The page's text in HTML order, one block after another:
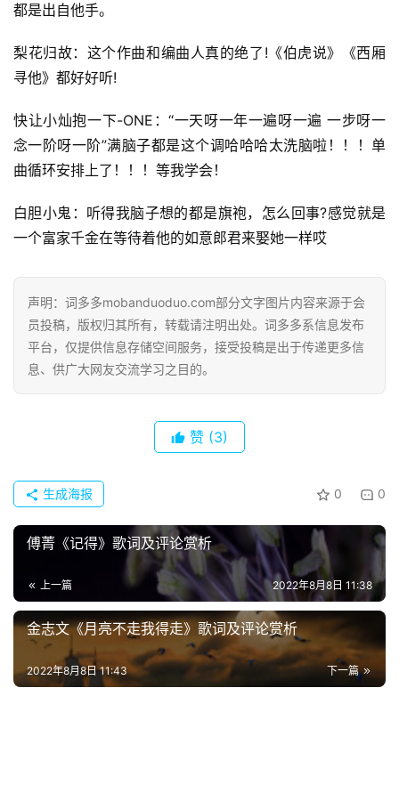
好
好
经
典
词
都是出自他手。
梨花归故：这个作曲和编曲人真的绝了!《伯虎说》《西厢
寻他》都好好听!
快让小灿抱一下-ONE：“一天呀一年一遍呀一遍 一步呀一
念一阶呀一阶”满脑子都是这个调哈哈哈太洗脑啦！！！单
曲循环安排上了！！！等我学会！
白胆小鬼：听得我脑子想的都是旗袍，怎么回事?感觉就是
一个富家千金在等待着他的如意郎君来娶她一样哎
声明：词多多mobanduoduo.com部分文字图片内容来源于会
员投稿，版权归其所有，转载请注明出处。词多多系信息发布
平台，仅提供信息存储空间服务，接受投稿是出于传递更多信
息、供广大网友交流学习之目的。
赞 (3)
0 0
生成海报
傅菁《记得》歌词及评论赏析
上一篇 2022年8月8日 11:38
金志文《月亮不走我得走》歌词及评论赏析
下一篇
2022年8月8日 11:43